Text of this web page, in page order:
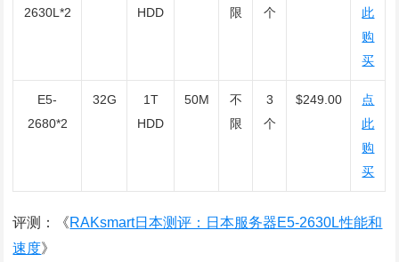
2630L*2
HDD
限
个
此
购
买
E5-
2680*2
32G
1T
HDD
50M
不
限
3
个
$249.00
点
此
购
买
评测：《RAKsmart日本测评：日本服务器E5-2630L性能和
速度》